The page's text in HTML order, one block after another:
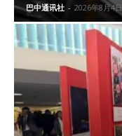
巴中通讯社 - 2026年8月4日